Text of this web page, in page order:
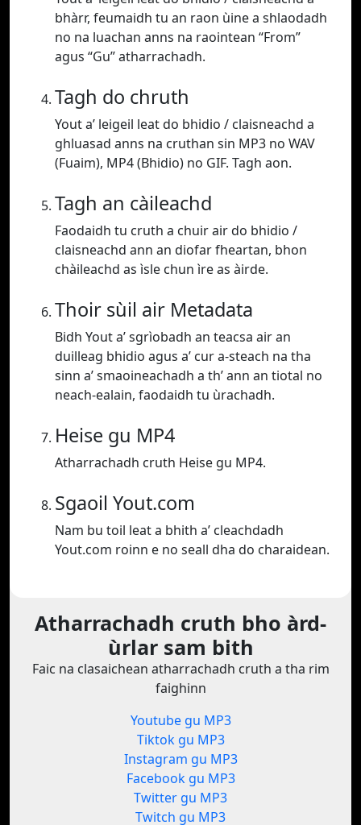
bhàrr, feumaidh tu an raon ùine a shlaodadh
no na luachan anns na raointean “From”
agus “Gu” atharrachadh.
Tagh do chruth
Yout a’ leigeil leat do bhidio / claisneachd a
ghluasad anns na cruthan sin MP3 no WAV
(Fuaim), MP4 (Bhidio) no GIF. Tagh aon.
Tagh an càileachd
Faodaidh tu cruth a chuir air do bhidio /
claisneachd ann an diofar fheartan, bhon
chàileachd as ìsle chun ìre as àirde.
Thoir sùil air Metadata
Bidh Yout a’ sgrìobadh an teacsa air an
duilleag bhidio agus a’ cur a-steach na tha
sinn a’ smaoineachadh a th’ ann an tiotal no
neach-ealain, faodaidh tu ùrachadh.
Heise gu MP4
Atharrachadh cruth Heise gu MP4.
Sgaoil Yout.com
Nam bu toil leat a bhith a’ cleachdadh
Yout.com roinn e no seall dha do charaidean.
Atharrachadh cruth bho àrd-
ùrlar sam bith
Faic na clasaichean atharrachadh cruth a tha rim
faighinn
Youtube gu MP3
Tiktok gu MP3
Instagram gu MP3
Facebook gu MP3
Twitter gu MP3
Twitch gu MP3